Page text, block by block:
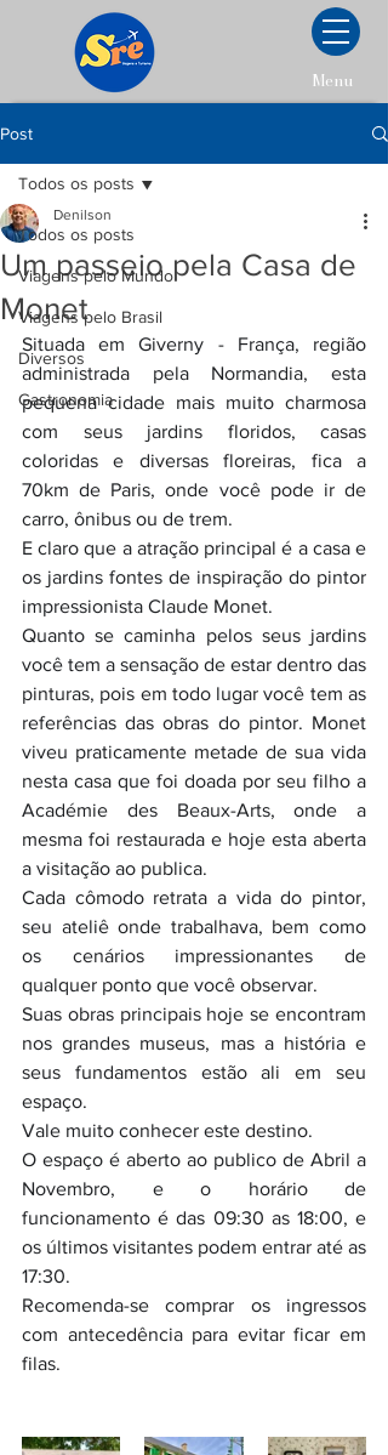
Menu
Post
Todos os posts
Viagens pelo Mundo
Viagens pelo Brasil
Diversos
Gastronomia
Todos os posts
Um passeio pela Casa de
Monet
Denilson
Situada em Giverny - França, região
administrada pela Normandia, esta
pequena cidade mais muito charmosa
com seus jardins floridos, casas
coloridas e diversas floreiras, fica a
70km de Paris, onde você pode ir de
carro, ônibus ou de trem.
E claro que a atração principal é a casa e
os jardins fontes de inspiração do pintor
impressionista Claude Monet.
Quanto se caminha pelos seus jardins
você tem a sensação de estar dentro das
pinturas, pois em todo lugar você tem as
referências das obras do pintor. Monet
viveu praticamente metade de sua vida
nesta casa que foi doada por seu filho a
Académie des Beaux-Arts, onde a
mesma foi restaurada e hoje esta aberta
a visitação ao publica.
Cada cômodo retrata a vida do pintor,
seu ateliê onde trabalhava, bem como
os cenários impressionantes de
qualquer ponto que você observar.
Suas obras principais hoje se encontram
nos grandes museus, mas a história e
seus fundamentos estão ali em seu
espaço.
Vale muito conhecer este destino.
O espaço é aberto ao publico de Abril a
Novembro, e o horário de
funcionamento é das 09:30 as 18:00, e
os últimos visitantes podem entrar até as
17:30.
Recomenda-se comprar os ingressos
com antecedência para evitar ficar em
filas.